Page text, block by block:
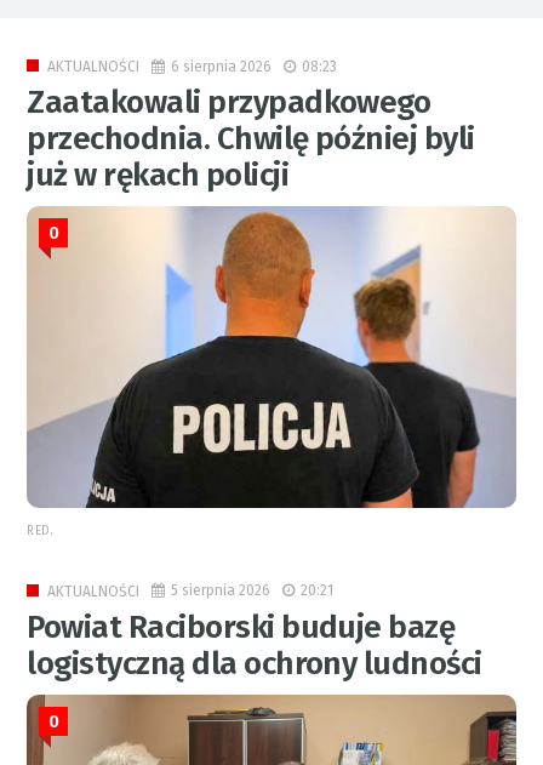
AKTUALNOŚCI 6 sierpnia 2026 08:23
Zaatakowali przypadkowego
przechodnia. Chwilę później byli
już w rękach policji
0
RED.
AKTUALNOŚCI 5 sierpnia 2026 20:21
Powiat Raciborski buduje bazę
logistyczną dla ochrony ludności
0